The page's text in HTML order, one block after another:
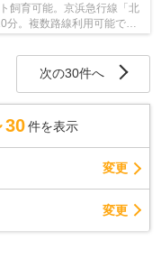
飼育可能。京浜急行線「北
分。複数路線利用可能で通
次の30件へ
30 件を表示
変更
変更